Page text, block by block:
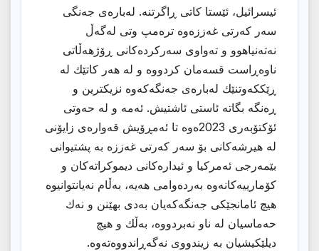
ئیسرائیل، ئێستا كاتی ڕاگرتنە. لەبارەی جەنگی
سەر كەرتی غەززەوە ترەمپ وتی لەگەڵ
نەتەنیاهوو و تەواوی سەركردەكانی ڕۆژهەڵاتی
ناوەڕاست قسەمان كردووە و لە هەر كاتێك لە
ڕێككەوتنێك لەبارەی جەنگەكەوە نزیكترین و
ڕەنگە بگاتە ئاستی ئاشتیش. ئەمە و لە حەوتی
ئۆكتۆبەری 2023ەوە تا ئەمڕۆیش قەوارەی زایۆنی
لە هیرشەكانی بۆ سەر كەرتی غەززە بە پشتیوانی
بێمەرجی ئەمركیا و ئیدارەكانی دیموكراتەكان و
كۆمارییەكانەوە بەردەوامی هەیە، بەڵام نەیانتوانیوە
هیچ ئامانجێكی جەنگەكەیان بەدی بهێنن و نەك
حەماسیان لە ناو نەبردووە، بەڵك و هیچ
دیلێكیشیان بە زیندووی نەگەڕاندووەتەوە.